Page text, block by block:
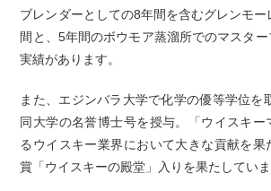
ブレンダーとしての8年間を含むグレンモ
間と、5年間のボウモア蒸溜所でのマスタ
実績があります。
また、エジンバラ大学で化学の優等学位を
同大学の名誉博士号を授与。「ウイスキー
るウイスキー業界において大きな貢献を果
賞「ウイスキーの殿堂」入りを果たしていま